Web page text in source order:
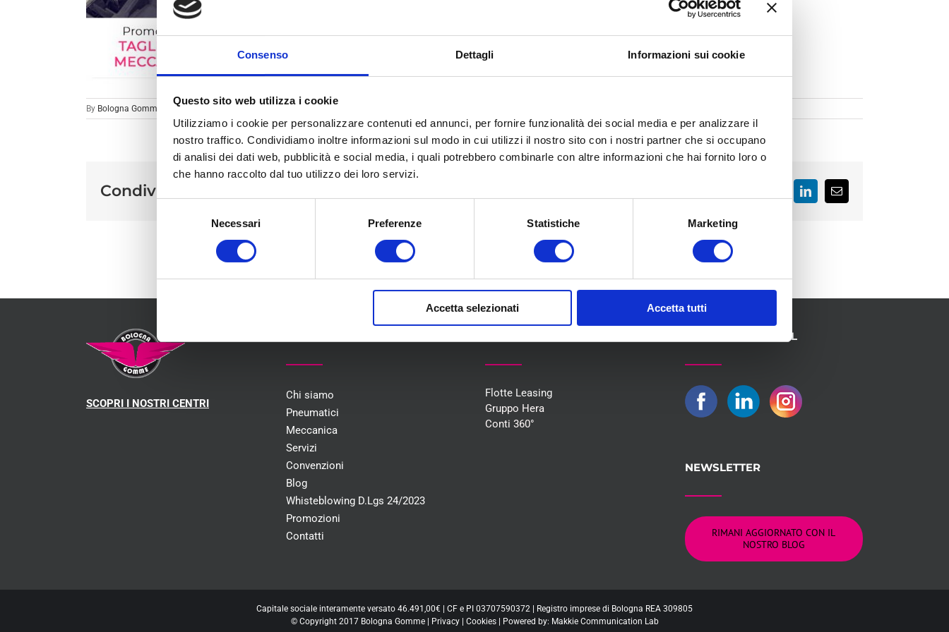
Consenso Dettagli Informazioni sui cookie
Questo sito web utilizza i cookie
Utilizziamo i cookie per personalizzare contenuti ed annunci, per fornire funzionalità dei social media e per analizzare il
nostro traffico. Condividiamo inoltre informazioni sul modo in cui utilizzi il nostro sito con i nostri partner che si occupano
di analisi dei dati web, pubblicità e social media, i quali potrebbero combinarle con altre informazioni che hai fornito loro o
che hanno raccolto dal tuo utilizzo dei loro servizi.
Necessari Preferenze Statistiche Marketing
Accetta selezionati Accetta tutti
By Bologna Gomme
Condividi sui social FacebookLinkedInEmail
SCOPRI I NOSTRI CENTRI
Chi siamo
Pneumatici
Meccanica
Servizi
Convenzioni
Blog
Whisteblowing D.Lgs 24/2023
Promozioni
Contatti
Flotte Leasing
Gruppo Hera
Conti 360°
SEGUICI SUI SOCIAL
NEWSLETTER
RIMANI AGGIORNATO CON IL
NOSTRO BLOG
Capitale sociale interamente versato 46.491,00€ | CF e PI 03707590372 | Registro imprese di Bologna REA 309805
© Copyright 2017 Bologna Gomme | Privacy| Cookies| Powered by: Makkie Communication Lab